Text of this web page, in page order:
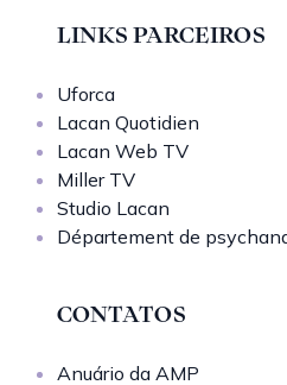
LINKS PARCEIROS
Uforca
Lacan Quotidien
Lacan Web TV
Miller TV
Studio Lacan
Département de
CONTATOS
Anuário da AMP